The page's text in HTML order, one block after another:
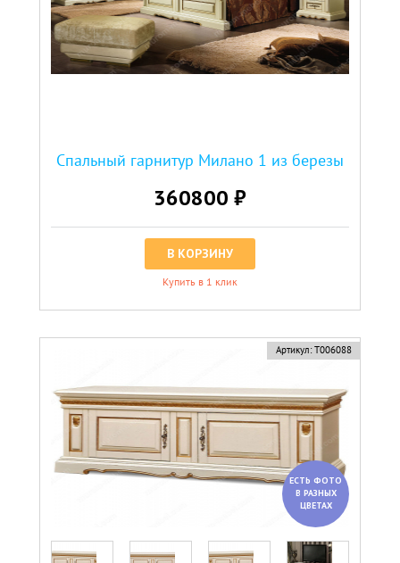
Спальный гарнитур Милано 1 из березы
360800 ₽
В КОРЗИНУ
Купить в 1 клик
Артикул: Т006088
ЕСТЬ ФОТО
В РАЗНЫХ
ЦВЕТАХ